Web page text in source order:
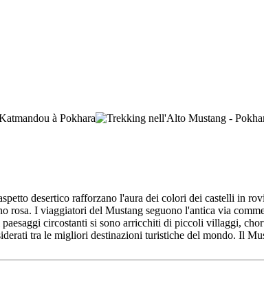
desertico rafforzano l'aura dei colori dei castelli in
rosa. I viaggiatori del Mustang seguono l'antica via
circostanti si sono arricchiti di piccoli villaggi,
tra le migliori destinazioni turistiche del mondo. Il